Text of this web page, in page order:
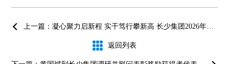
上一篇：凝心聚力启新程 实干笃行攀新高 长少集团2026年开工动员会召开
返回列表